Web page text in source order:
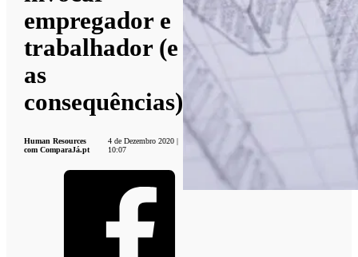
empregador e
trabalhador (e
as
consequências)
Human Resources
com ComparaJá.pt
4 de Dezembro 2020 |
10:07